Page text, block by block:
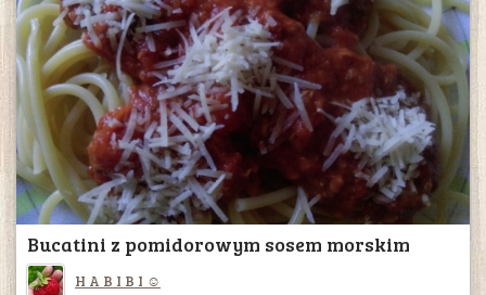
Bucatini z pomidorowym sosem morskim
H A B I B I ☺